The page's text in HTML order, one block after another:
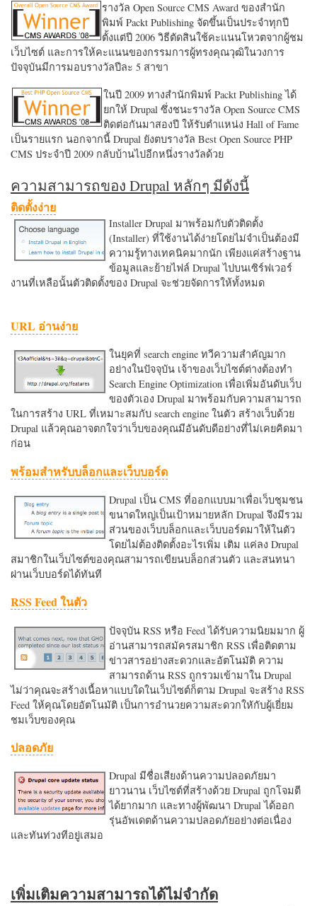
รางวัล Open Source CMS Award ของสำนัก
พิมพ์ Packt Publishing จัดขึ้นเป็นประจำทุกปี
ตั้งแต่ปี 2006 วิธีตัดสินใช้คะแนนโหวตจากผู้ชม
เว็บไซต์ และการให้คะแนนของกรรมการผู้ทรงคุณวุฒิในวงการ
ปัจจุบันมีการมอบรางวัลปีละ 5 สาขา
ในปี 2009 ทางสำนักพิมพ์ Packt Publishing ได้
ยกให้ Drupal ซึ่งชนะรางวัล Open Source CMS
ติดต่อกันมาสองปี ให้รับตำแหน่ง Hall of Fame
เป็นรายแรก นอกจากนี้ Drupal ยังตบรางวัล Best Open Source PHP
CMS ประจำปี 2009 กลับบ้านไปอีกหนึ่งรางวัลด้วย
ความสามารถของ Drupal หลักๆ มีดังนี้
ติดตั้งง่าย
Installer Drupal มาพร้อมกับตัวติดตั้ง
(Installer) ที่ใช้งานได้ง่ายโดยไม่จำเป็นต้องมี
ความรู้ทางเทคนิคมากนัก เพียงแค่สร้างฐาน
ข้อมูลและย้ายไฟล์ Drupal ไปบนเซิร์ฟเวอร์
งานที่เหลือนั้นตัวติดตั้งของ Drupal จะช่วยจัดการให้ทั้งหมด
URL อ่านง่าย
ในยุคที่ search engine ทวีความสำคัญมาก
อย่างในปัจจุบัน เจ้าของเว็บไซต์ต่างต้องทำ
Search Engine Optimization เพื่อเพิ่มอันดับเว็บ
ของตัวเอง Drupal มาพร้อมกับความสามารถ
ในการสร้าง URL ที่เหมาะสมกับ search engine ในตัว สร้างเว็บด้วย
Drupal แล้วคุณอาจตกใจว่าเว็บของคุณมีอันดับดีอย่างที่ไม่เคยคิดมา
ก่อน
พร้อมสำหรับบล็อกและเว็บบอร์ด
Drupal เป็น CMS ที่ออกแบบมาเพื่อเว็บชุมชน
ขนาดใหญ่เป็นเป้าหมายหลัก Drupal จึงมีรวม
ส่วนของเว็บบล็อกและเว็บบอร์ดมาให้ในตัว
โดยไม่ต้องติดตั้งอะไรเพิ่ม เติม แค่ลง Drupal
สมาชิกในเว็บไซต์ของคุณสามารถเขียนบล็อกส่วนตัว และสนทนา
ผ่านเว็บบอร์ดได้ทันที
RSS Feed ในตัว
ปัจจุบัน RSS หรือ Feed ได้รับความนิยมมาก ผู้
อ่านสามารถสมัครสมาชิก RSS เพื่อติดตาม
ข่าวสารอย่างสะดวกและอัตโนมัติ ความ
สามารถด้าน RSS ถูกรวมเข้ามาใน Drupal
ไม่ว่าคุณจะสร้างเนื้อหาแบบใดในเว็บไซต์ก็ตาม Drupal จะสร้าง RSS
Feed ให้คุณโดยอัตโนมัติ เป็นการอำนวยความสะดวกใหักับผู้เยี่ยม
ชมเว็บของคุณ
ปลอดภัย
Drupal มีชื่อเสียงด้านความปลอดภัยมา
ยาวนาน เว็บไซต์ที่สร้างด้วย Drupal ถูกโจมตี
ได้ยากมาก และทางผู้พัฒนา Drupal ได้ออก
รุ่นอัพเดตด้านความปลอดภัยอย่างต่อเนื่อง
และทันท่วงทีอยู่เสมอ
เพิ่มเติมความสามารถได้ไม่จำกัด